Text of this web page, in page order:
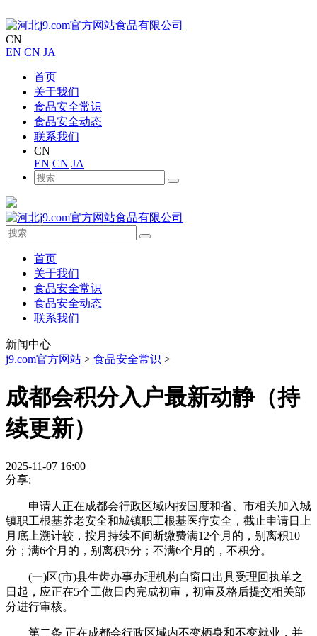
CN
EN CN JA
首页
关于我们
食品安全常识
食品安全动态
联系我们
CN
EN CN JA
首页
关于我们
食品安全常识
食品安全动态
联系我们
新闻中心
j9.com官方网站 > 食品安全常识 >
成都会积分入户最新动静（持
续更新）
2025-11-07 16:00
分享:
申请人正在成都会行政区域内按国度和省、市相关加入城
镇职工根基养老安全和城镇职工根基医疗安全，截止申请日上
月底上溯计较，按月持续不间断缴费满12个月的，别离积10
分；满6个月的，别离积5分；不满6个月的，不积分。
(一)区(市)县生齿办事办理机构自窗口出具受理回执单之
日起，应正在5个工做日内完成初审，初审及格后提交相关部
分进行审核。
第二条 正在成都会行政区域内不变栖身和不变就业，并